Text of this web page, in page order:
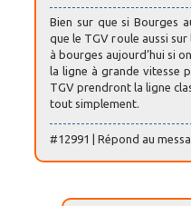
Bien sur que si Bourges
que le TGV roule aussi
à bourges aujourd’hui si
la ligne à grande vitesse
TGV prendront la ligne
tout simplement.
#12991 | Répond au